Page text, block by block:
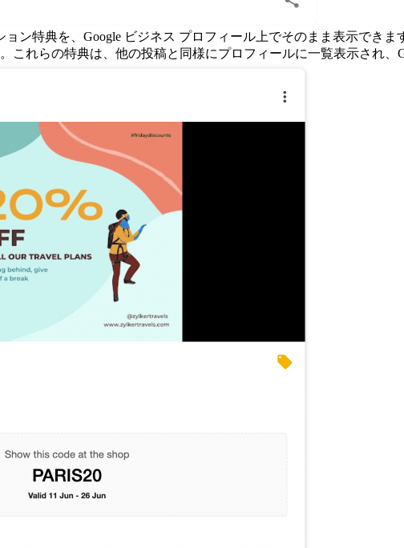
ン特典を、Google ビジネス プロフィール上でそのまま表示でき
これらの特典は、他の投稿と同様にプロフィールに一覧表示され、